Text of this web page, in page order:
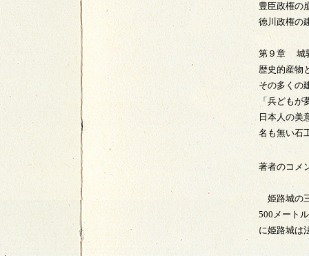
豊臣政権の
徳川政権の
第９章 城
歴史的産物
その多くの
「兵ども
日本人の美
名も無い石
著者のコメ
姫路城の
500メート
に姫路城は